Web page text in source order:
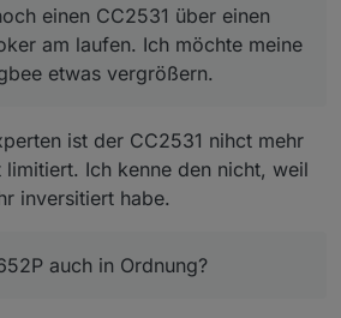
CC2652P auch in Ordnung?
itm/224532863011?
einen CC2531 über einen
am laufen. Ich möchte meine
etwas vergrößern.
ist der CC2531 nihct mehr
Ich kenne den nicht, weil
inversitiert habe.
auch in Ordnung?